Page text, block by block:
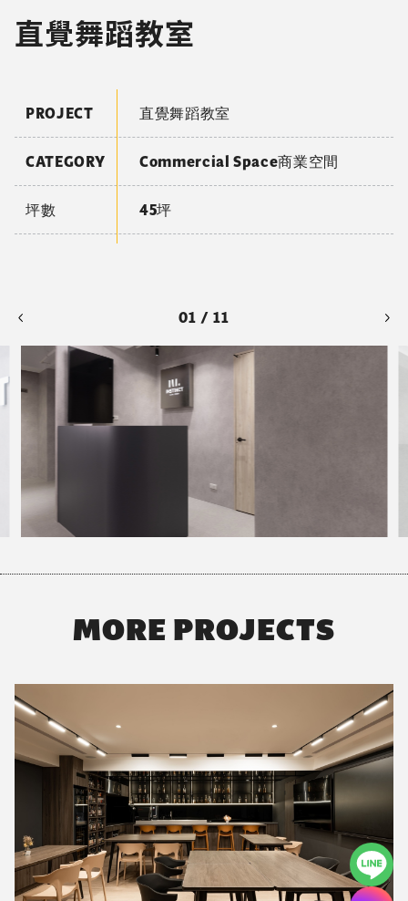
直覺舞蹈教室
PROJECT 直覺舞蹈教室
CATEGORY Commercial Space商業空間
坪數 45坪
01 / 11
MORE PROJECTS